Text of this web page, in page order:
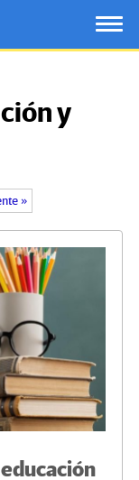
y
»